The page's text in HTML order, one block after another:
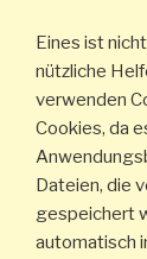
Eines ist
nützliche
verwenden
Cookies, da
Dateien, die
gespeichert
automatisch